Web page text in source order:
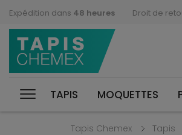
Expédition dans 48 heures Droit de
TAPIS MOQUETTES
Tapis Chemex Tapis